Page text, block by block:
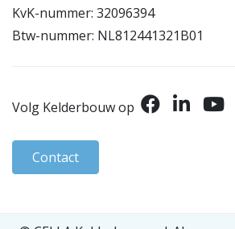
KvK-nummer: 32096394
Btw-nummer: NL812441321B01
Volg Kelderbouw op
Contact